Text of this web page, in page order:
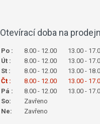
Otevírací doba na
Po : 8.00 - 12.00
13.00 -
Út :
8.00 - 12.00
13.00 -
St :
8.00 - 12.00
13.00 -
Čt :
8.00 - 12.00
13.00 -
Pá :
8.00 - 12.00
13.00 -
So:
Zavřeno
Ne:
Zavřeno